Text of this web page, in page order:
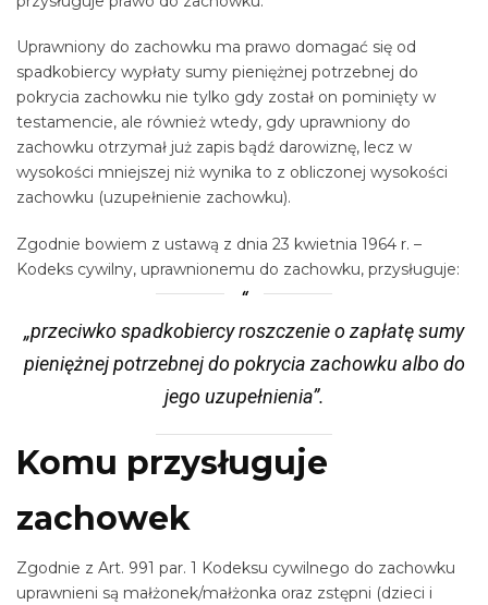
Uprawniony do zachowku ma prawo domagać się od
spadkobiercy wypłaty sumy pieniężnej potrzebnej do
pokrycia zachowku nie tylko gdy został on pominięty w
testamencie, ale również wtedy, gdy uprawniony do
zachowku otrzymał już zapis bądź darowiznę, lecz w
wysokości mniejszej niż wynika to z obliczonej wysokości
zachowku (uzupełnienie zachowku).
Zgodnie bowiem z ustawą z dnia 23 kwietnia 1964 r. –
Kodeks cywilny, uprawnionemu do zachowku, przysługuje:
„przeciwko spadkobiercy roszczenie o zapłatę sumy
pieniężnej potrzebnej do pokrycia zachowku albo do
jego uzupełnienia”.
Komu przysługuje
zachowek
Zgodnie z Art. 991 par. 1 Kodeksu cywilnego do zachowku
uprawnieni są małżonek/małżonka oraz zstępni (dzieci i